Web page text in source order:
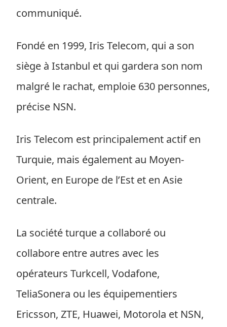
communiqué.
Fondé en 1999, Iris Telecom, qui a son
siège à Istanbul et qui gardera son nom
malgré le rachat, emploie 630 personnes,
précise NSN.
Iris Telecom est principalement actif en
Turquie, mais également au Moyen-
Orient, en Europe de l’Est et en Asie
centrale.
La société turque a collaboré ou
collabore entre autres avec les
opérateurs Turkcell, Vodafone,
TeliaSonera ou les équipementiers
Ericsson, ZTE, Huawei, Motorola et NSN,